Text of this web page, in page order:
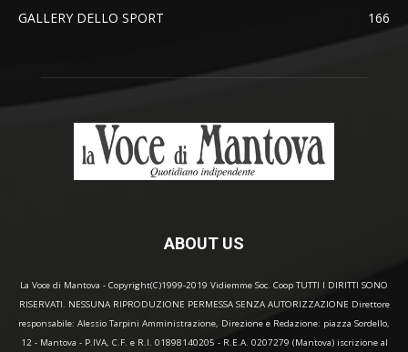
GALLERY DELLO SPORT
166
ABOUT US
La Voce di Mantova - Copyright(C)1999-2019 Vidiemme Soc. Coop TUTTI I DIRITTI SONO
RISERVATI. NESSUNA RIPRODUZIONE PERMESSA SENZA AUTORIZZAZIONE Direttore
responsabile: Alessio Tarpini Amministrazione, Direzione e Redazione: piazza Sordello,
12 - Mantova - P.IVA, C.F. e R.I. 01898140205 - R.E.A. 0207279 (Mantova) iscrizione al